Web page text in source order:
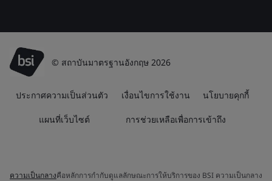
© สถาบันมาตรฐานอังกฤษ 2026
ประกาศความเป็นส่วนตัว เงื่อนไขการใช้งาน นโยบายคุกกี้
แผนที่เว็บไซต์ การช่วยเหลือเพื่อการเข้าถึง
ความเป็นกลางคือหลักการกำกับดูแลลักษณะการให้บริการของ BSI ความเป็นกลาง